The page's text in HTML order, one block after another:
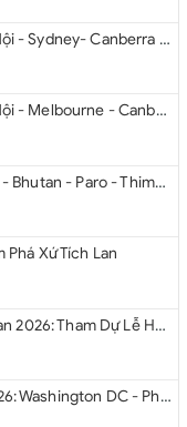
Du Lịch Nước Úc 2026: Hà Nội - Sydney- Canberra - Melbourne - Hà Nội
Du Lịch Nước Úc 2026: Hà Nội - Melbourne - Canberra - Sydney - Hà Nội
Du lịch Bhutan 2026: Hà Nội - Bhutan - Paro - Thimphu - Punakha
Phá Xứ Tích Lan
Du lịch Sri Lanka - Xứ Tích Lan 2026: Tham Dự Lễ Hội Rước Xá Lợi Răng Phật
Du Lịch Bờ Đông Hoa Kỳ 2026: Washington DC - Philadelphia - New York - Boston - New Hampshire White Mountains - Albany - Niagara Falls - Buffalo - Corning - New York